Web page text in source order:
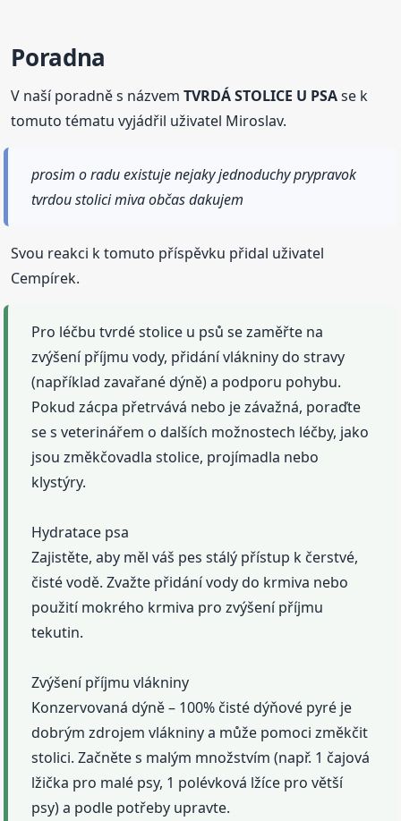
Poradna
V naší poradně s názvemTVRDÁ STOLICE U PSAse k
tomuto tématu vyjádřil uživatel Miroslav.
prosim o radu existuje nejaky jednoduchy prypravok
tvrdou stolici miva občas dakujem
Svou reakci k tomuto příspěvku přidal uživatel
Cempírek.
Pro léčbu tvrdé stolice u psů se zaměřte na
zvýšení příjmu vody, přidání vlákniny do stravy
(například zavařané dýně) a podporu pohybu.
Pokud zácpa přetrvává nebo je závažná, poraďte
se s veterinářem o dalších možnostech léčby, jako
jsou změkčovadla stolice, projímadla nebo
klystýry.
Hydratace psa
Zajistěte, aby měl váš pes stálý přístup k čerstvé,
čisté vodě. Zvažte přidání vody do krmiva nebo
použití mokrého krmiva pro zvýšení příjmu
tekutin.
Zvýšení příjmu vlákniny
Konzervovaná dýně – 100% čisté dýňové pyré je
dobrým zdrojem vlákniny a může pomoci změkčit
stolici. Začněte s malým množstvím (např. 1 čajová
lžička pro malé psy, 1 polévková lžíce pro větší
psy) a podle potřeby upravte.